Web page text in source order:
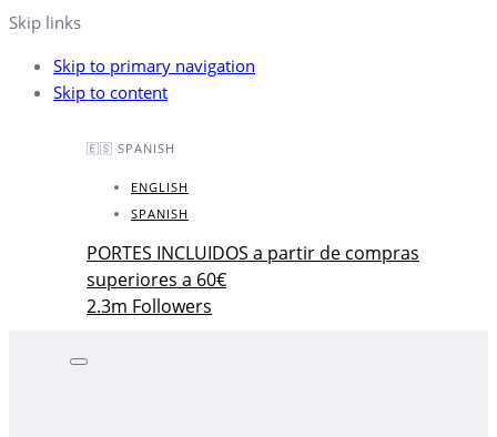
Skip links
Skip to primary navigation
Skip to content
🇪🇸 SPANISH
ENGLISH
SPANISH
PORTES INCLUIDOS a partir de compras
superiores a 60€
2.3m Followers